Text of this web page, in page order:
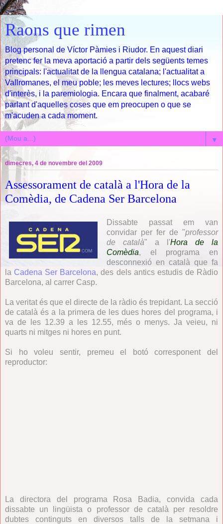
Raons que rimen
Blog personal de Víctor Pàmies i Riudor. En aquest diari
pretenc fer la meva aportació a partir dels següents temes
principals: l'actualitat de la llengua catalana; l'actualitat a
Vallromanes, el meu poble; les meves lectures; llocs webs
d'interès, i la paremiologia. Encara que finalment, acabaré
parlant d'aquelles coses que em preocupen o que se
m'acuden a cada moment.
▼
dimecres, 4 de novembre del 2009
Assessorament de català a l'Hora de la
Comèdia, de Cadena Ser Barcelona
Dissabte passat em van
convidar per fer de "professor
de català" a l'Hora de la
Comèdia, el programa en
desconnexió en català que fa
la Cadena Ser Barcelona, des dels antics estudis de Ràdio
Barcelona, al carrer Casp.
La veritat és que el directe de la ràdio és trepidant. La secció
de català és a la primera de les dues hores del programa, i
va de les 12.39 a les 12.55, més o menys. Ja veieu, ni
quarts ni mitges ni hores en punt.
Si ho voleu sentir, premeu el botó corresponent del
reproductor:
La directora del programa Rosa Badia, convida cada
dissabte un lingüista o professor de català per resoldre
dubtes continguts en diversos talls de la setmana i